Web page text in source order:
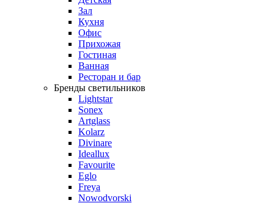
Зал
Кухня
Офис
Прихожая
Гостиная
Ванная
Ресторан и бар
Бренды светильников
Lightstar
Sonex
Artglass
Kolarz
Divinare
Ideallux
Favourite
Eglo
Freya
Nowodvorski